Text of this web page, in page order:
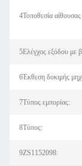
4Τοποθεσία αίθουσας
5Ελέγχος εξόδου με
6Έκθεση δοκιμής
7Τύπος εμπορίας:
8Τύπος:
9ZS1152098: